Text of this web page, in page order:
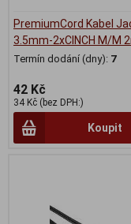
PremiumCord Kabel
3.5mm-2xCINCH M/M
Termín dodání (dny): 7
42 Kč
34 Kč (bez DPH:)
Koupit